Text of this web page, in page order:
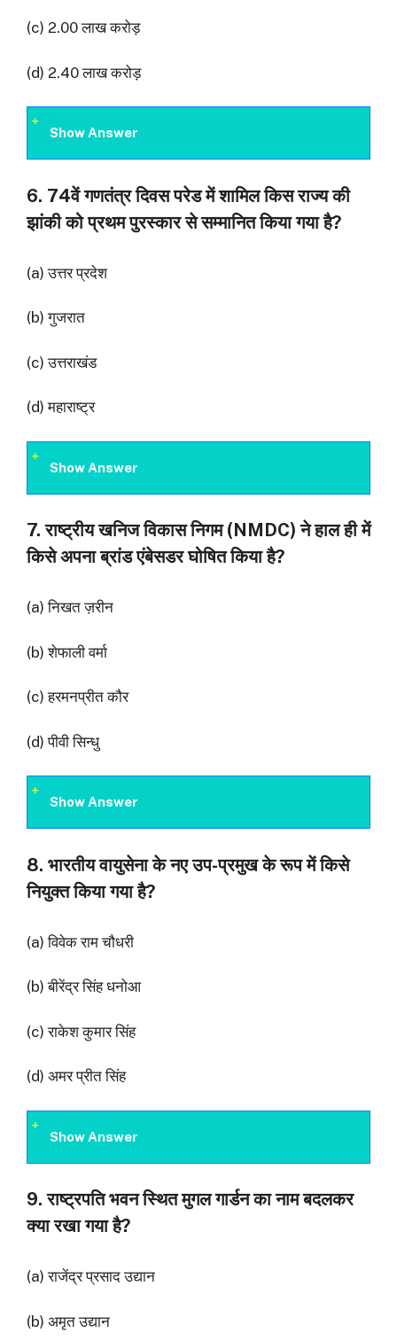
(c) 2.00 लाख करोड़
(d) 2.40 लाख करोड़
Show Answer
6. 74वें गणतंत्र दिवस परेड में शामिल किस राज्य की
झांकी को प्रथम पुरस्कार से सम्मानित किया गया है?
(a) उत्तर प्रदेश
(b) गुजरात
(c) उत्तराखंड
(d) महाराष्ट्र
Show Answer
7. राष्ट्रीय खनिज विकास निगम (NMDC) ने हाल ही में
किसे अपना ब्रांड एंबेसडर घोषित किया है?
(a) निखत ज़रीन
(b) शेफाली वर्मा
(c) हरमनप्रीत कौर
(d) पीवी सिन्धु
Show Answer
8. भारतीय वायुसेना के नए उप-प्रमुख के रूप में किसे
नियुक्त किया गया है?
(a) विवेक राम चौधरी
(b) बीरेंद्र सिंह धनोआ
(c) राकेश कुमार सिंह
(d) अमर प्रीत सिंह
Show Answer
9. राष्ट्रपति भवन स्थित मुगल गार्डन का नाम बदलकर
क्या रखा गया है?
(a) राजेंद्र प्रसाद उद्यान
(b) अमृत उद्यान